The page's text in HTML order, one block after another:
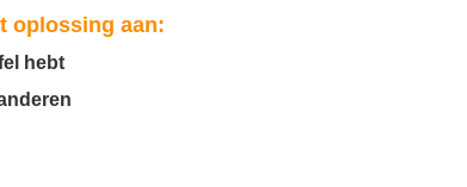
oplossing aan:
hebt